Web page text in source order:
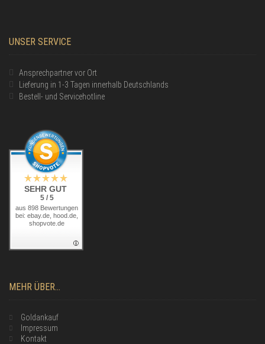
UNSER SERVICE
Ansprechpartner vor Ort
Lieferung in 1-3 Tagen innerhalb Deutschlands
Bestell- und Servicehotline
SEHR GUT
5 / 5
aus 898 Bewertungen
bei: ebay.de, hood.de,
shopvote.de
MEHR ÜBER...
Goldankauf
Impressum
Kontakt